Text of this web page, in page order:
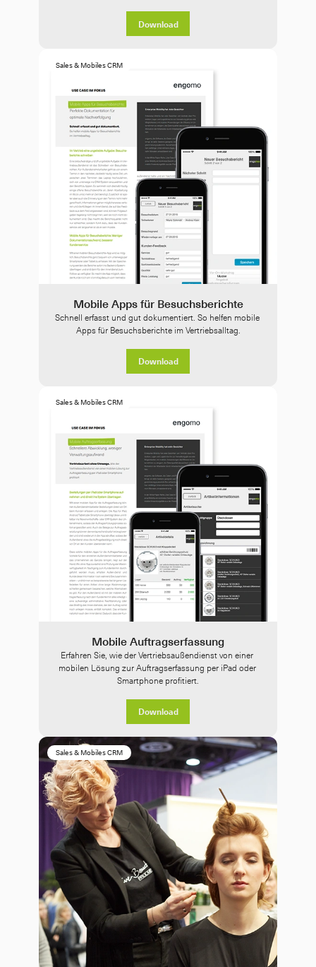
Download
Sales & Mobiles CRM
Mobile Apps für Besuchsberichte
Schnell erfasst und gut dokumentiert. So helfen mobile
Apps für Besuchsberichte im Vertriebsalltag.
Download
Sales & Mobiles CRM
Mobile Auftragserfassung
Erfahren Sie, wie der Vertriebsaußendienst von einer
mobilen Lösung zur Auftragserfassung per iPad oder
Smartphone profitiert.
Download
Sales & Mobiles CRM